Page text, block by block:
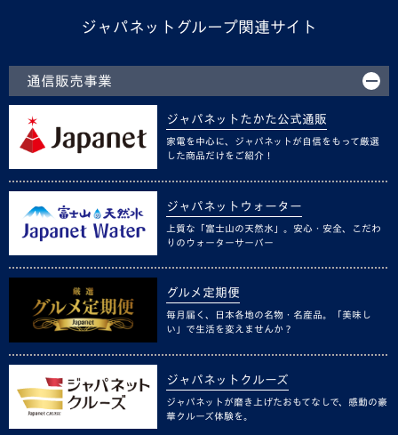
ジャパネットグループ関連サイト
通信販売事業
ジャパネットたかた公式通販
家電を中心に、ジャパネットが自信をもって厳選
した商品だけをご紹介！
ジャパネットウォーター
上質な「富士山の天然水」。安心・安全、こだわ
りのウォーターサーバー
グルメ定期便
毎月届く、日本各地の名物・名産品。「美味し
い」で生活を変えませんか？
ジャパネットクルーズ
ジャパネットが磨き上げたおもてなしで、感動の豪
華クルーズ体験を。